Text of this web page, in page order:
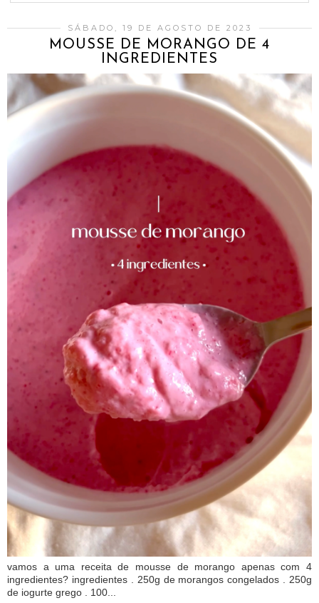
SÁBADO, 19 DE AGOSTO DE 2023
MOUSSE DE MORANGO DE 4
INGREDIENTES
vamos a uma receita de mousse de morango apenas com 4
ingredientes? ingredientes . 250g de morangos congelados . 250g
de iogurte grego . 100...